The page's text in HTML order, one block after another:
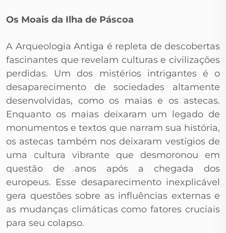
Os Moais da Ilha de Páscoa
A Arqueologia Antiga é repleta de descobertas
fascinantes que revelam culturas e civilizações
perdidas. Um dos mistérios intrigantes é o
desaparecimento de sociedades altamente
desenvolvidas, como os maias e os astecas.
Enquanto os maias deixaram um legado de
monumentos e textos que narram sua história,
os astecas também nos deixaram vestígios de
uma cultura vibrante que desmoronou em
questão de anos após a chegada dos
europeus. Esse desaparecimento inexplicável
gera questões sobre as influências externas e
as mudanças climáticas como fatores cruciais
para seu colapso.